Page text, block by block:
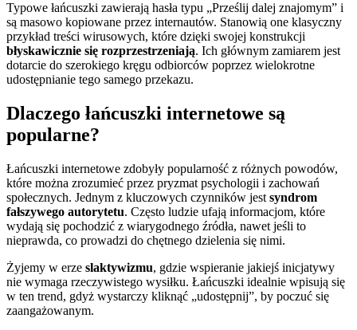
Typowe łańcuszki zawierają hasła typu „Prześlij dalej znajomym” i
są masowo kopiowane przez internautów. Stanowią one klasyczny
przykład treści wirusowych, które dzięki swojej konstrukcji
błyskawicznie się rozprzestrzeniają. Ich głównym zamiarem jest
dotarcie do szerokiego kręgu odbiorców poprzez wielokrotne
udostępnianie tego samego przekazu.
Dlaczego łańcuszki internetowe są
popularne?
Łańcuszki internetowe zdobyły popularność z różnych powodów,
które można zrozumieć przez pryzmat psychologii i zachowań
społecznych. Jednym z kluczowych czynników jest syndrom
fałszywego autorytetu. Często ludzie ufają informacjom, które
wydają się pochodzić z wiarygodnego źródła, nawet jeśli to
nieprawda, co prowadzi do chętnego dzielenia się nimi.
Żyjemy w erze slaktywizmu, gdzie wspieranie jakiejś inicjatywy
nie wymaga rzeczywistego wysiłku. Łańcuszki idealnie wpisują się
w ten trend, gdyż wystarczy kliknąć „udostępnij”, by poczuć się
zaangażowanym.